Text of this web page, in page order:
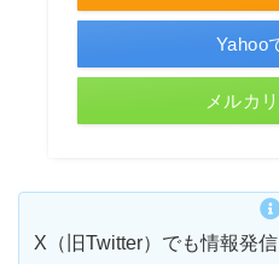
Yahoo
メルカ
X（旧Twitter）でも情報発